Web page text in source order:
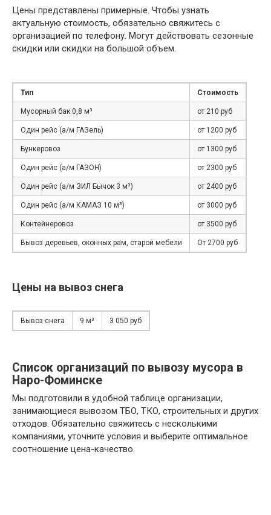
Цены представлены примерные. Чтобы узнать
актуальную стоимость, обязательно свяжитесь с
организацией по телефону. Могут действовать сезонные
скидки или скидки на большой объем.
Тип Стоимость
Мусорный бак 0,8 м³ от 210 руб
Один рейс (а/м ГАЗель) от 1200 руб
Бункеровоз от 1300 руб
Один рейс (а/м ГАЗОН) от 2300 руб
Один рейс (а/м ЗИЛ Бычок 3 м³) от 2400 руб
Один рейс (а/м КАМАЗ 10 м³) от 3000 руб
Контейнеровоз от 3500 руб
Вывоз деревьев, оконных рам, старой мебели От 2700 руб
Цены на вывоз снега
Вывоз снега 9 м³ 3 050 руб
Список организаций по вывозу мусора в
Наро-Фоминске
Мы подготовили в удобной таблице организации,
занимающиеся вывозом ТБО, ТКО, строительных и других
отходов. Обязательно свяжитесь с несколькими
компаниями, уточните условия и выберите оптимальное
соотношение цена-качество.